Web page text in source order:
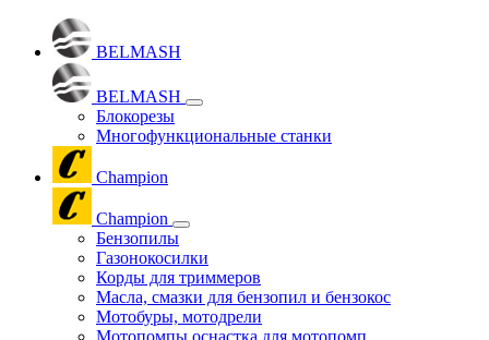
BELMASH
BELMASH
Блокорезы
Многофункциональные станки
Champion
Champion
Бензопилы
Газонокосилки
Корды для триммеров
Масла, смазки для бензопил и бензокос
Мотобуры, мотодрели
Мотопомпы,оснастка для мотопомп